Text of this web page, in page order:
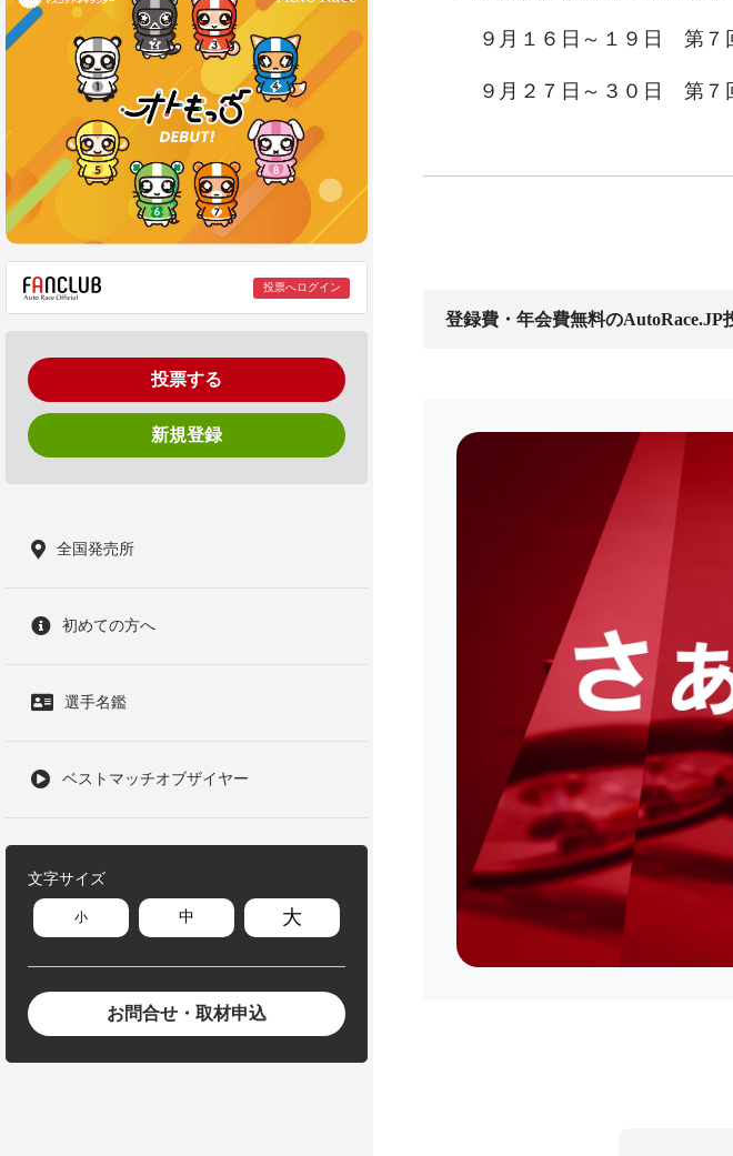
投票へログイン
投票する
新規登録
全国発売所
初めての方へ
選手名鑑
ベストマッチオブザイヤー
文字サイズ
小 中 大
お問合せ・取材申込
９月１６日～１９日 第７
９月２７日～３０日 第７
登録費・年会費無料のAutoRace.JP